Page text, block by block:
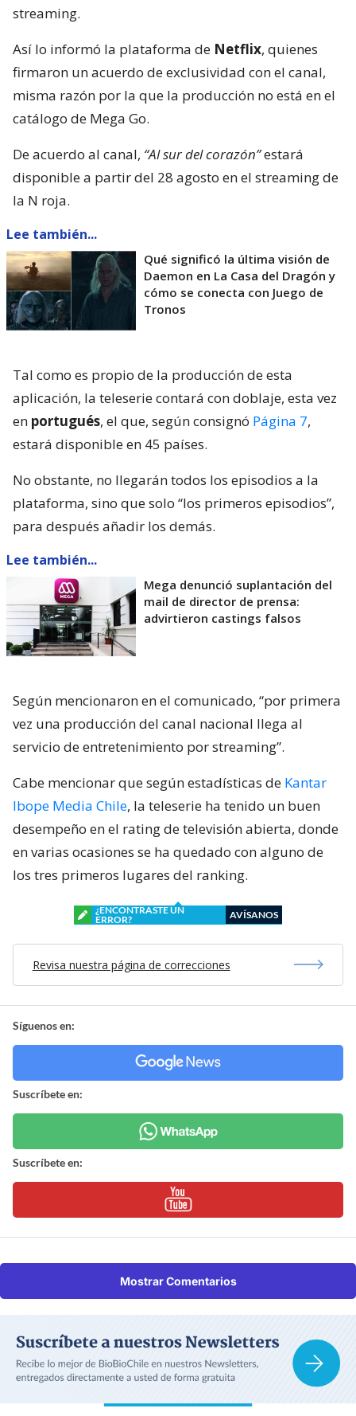
streaming.
Así lo informó la plataforma de Netflix, quienes
firmaron un acuerdo de exclusividad con el canal,
misma razón por la que la producción no está en el
catálogo de Mega Go.
De acuerdo al canal, “Al sur del corazón”estará
disponible a partir del 28 agosto en el streaming de
la N roja.
Lee también...
Qué significó la última visión de
Daemon en La Casa del Dragón y
cómo se conecta con Juego de
Tronos
Tal como es propio de la producción de esta
aplicación, la teleserie contará con doblaje, esta vez
en portugués, el que, según consignó Página 7,
estará disponible en 45 países.
No obstante, no llegarán todos los episodios a la
plataforma, sino que solo “los primeros episodios”,
para después añadir los demás.
Lee también...
Mega denunció suplantación del
mail de director de prensa:
advirtieron castings falsos
Según mencionaron en el comunicado, “por primera
vez una producción del canal nacional llega al
servicio de entretenimiento por streaming”.
Cabe mencionar que según estadísticas de Kantar
Ibope Media Chile, la teleserie ha tenido un buen
desempeño en el rating de televisión abierta, donde
en varias ocasiones se ha quedado con alguno de
los tres primeros lugares del ranking.
¿ENCONTRASTE UN
ERROR?
AVÍSANOS
Revisa nuestra página de correcciones
Síguenos en:
Suscríbete en:
Suscríbete en:
Mostrar Comentarios